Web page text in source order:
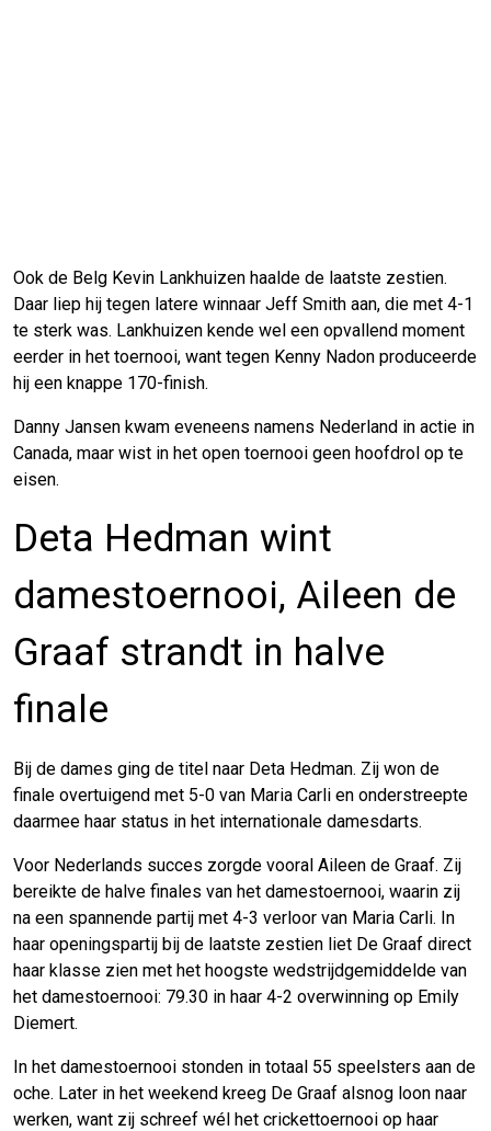
Ook de Belg Kevin Lankhuizen haalde de laatste zestien.
Daar liep hij tegen latere winnaar Jeff Smith aan, die met 4-1
te sterk was. Lankhuizen kende wel een opvallend moment
eerder in het toernooi, want tegen Kenny Nadon produceerde
hij een knappe 170-finish.
Danny Jansen kwam eveneens namens Nederland in actie in
Canada, maar wist in het open toernooi geen hoofdrol op te
eisen.
Deta Hedman wint
damestoernooi, Aileen de
Graaf strandt in halve
finale
Bij de dames ging de titel naar Deta Hedman. Zij won de
finale overtuigend met 5-0 van Maria Carli en onderstreepte
daarmee haar status in het internationale damesdarts.
Voor Nederlands succes zorgde vooral Aileen de Graaf. Zij
bereikte de halve finales van het damestoernooi, waarin zij
na een spannende partij met 4-3 verloor van Maria Carli. In
haar openingspartij bij de laatste zestien liet De Graaf direct
haar klasse zien met het hoogste wedstrijdgemiddelde van
het damestoernooi: 79.30 in haar 4-2 overwinning op Emily
Diemert.
In het damestoernooi stonden in totaal 55 speelsters aan de
oche. Later in het weekend kreeg De Graaf alsnog loon naar
werken, want zij schreef wél het crickettoernooi op haar